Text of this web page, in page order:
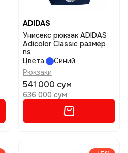
ADIDAS
Унисекс рюкзак ADIDAS
Adicolor Classic размер
ns
Цвета:
Синий
Рюкзаки
541 000 сум
636 000 сум